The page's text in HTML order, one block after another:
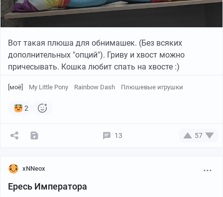
Вот такая плюша для обнимашек. (Без всяких
дополнительных "опций"). Гриву и хвост можно
причесывать. Кошка любит спать на хвосте :)
[моё] My Little Pony Rainbow Dash Плюшевые игрушки
2
13 57
xNNeox
Ересь Императора